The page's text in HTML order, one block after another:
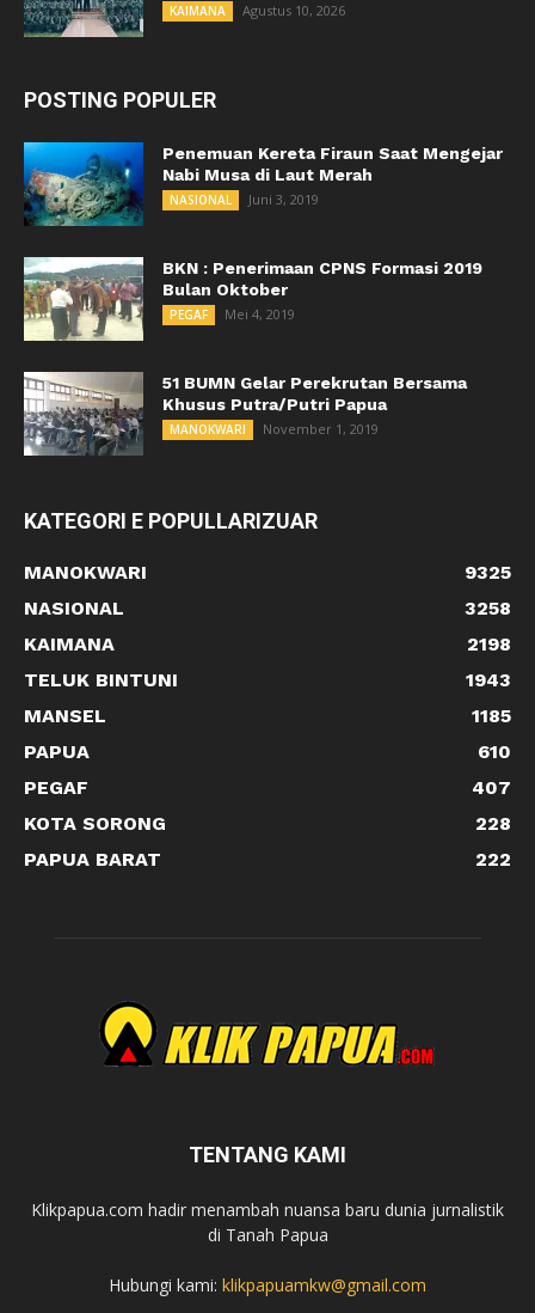
KAIMANA Agustus 10, 2026
POSTING POPULER
Penemuan Kereta Firaun Saat Mengejar
Nabi Musa di Laut Merah
NASIONAL Juni 3, 2019
BKN : Penerimaan CPNS Formasi 2019
Bulan Oktober
PEGAF Mei 4, 2019
51 BUMN Gelar Perekrutan Bersama
Khusus Putra/Putri Papua
MANOKWARI November 1, 2019
KATEGORI E POPULLARIZUAR
MANOKWARI
9325
NASIONAL
3258
KAIMANA
2198
TELUK BINTUNI
1943
MANSEL
1185
PAPUA
610
PEGAF
407
KOTA SORONG
228
PAPUA BARAT
222
TENTANG KAMI
Klikpapua.com hadir menambah nuansa baru dunia jurnalistik
di Tanah Papua
Hubungi kami: klikpapuamkw@gmail.com